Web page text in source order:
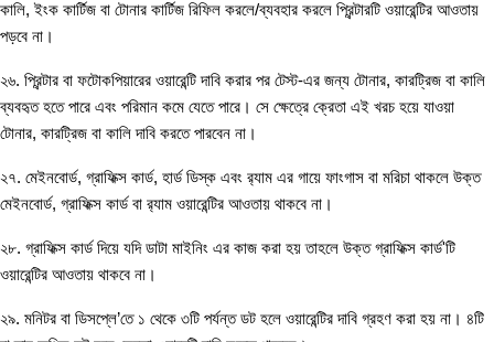
কালি, ইংক কার্টিজ বা টোনার কার্টিজ রিফিল করলে/ব্যবহার করলে প্রিন্টারটি ওয়ারেন্টির আওতায়
পড়বে না।
২৬. প্রিন্টার বা ফটোকপিয়ারের ওয়ারেন্টি দাবি করার পর টেস্ট-এর জন্য টোনার, কারট্রিজ বা কালি
ব্যবহৃত হতে পারে এবং পরিমান কমে যেতে পারে। সে ক্ষেত্রে ক্রেতা এই খরচ হয়ে যাওয়া
টোনার, কারট্রিজ বা কালি দাবি করতে পারবেন না।
২৭. মেইনবোর্ড, গ্রাফিক্স কার্ড, হার্ড ডিস্ক এবং র‌্যাম এর গায়ে ফাংগাস বা মরিচা থাকলে উক্ত
মেইনবোর্ড, গ্রাফিক্স কার্ড বা র‌্যাম ওয়ারেন্টির আওতায় থাকবে না।
২৮. গ্রাফিক্স কার্ড দিয়ে যদি ডাটা মাইনিং এর কাজ করা হয় তাহলে উক্ত গ্রাফিক্স কার্ড'টি
ওয়ারেন্টির আওতায় থাকবে না।
২৯. মনিটর বা ডিসপ্লে’তে ১ থেকে ৩টি পর্যন্ত ডট হলে ওয়ারেন্টির দাবি গ্রহণ করা হয় না। ৪টি